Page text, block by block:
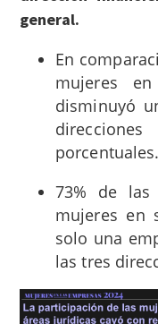
general.
En
mujeres
disminuyó
porcentuales.
73% de las
mujeres en
solo una
las tres